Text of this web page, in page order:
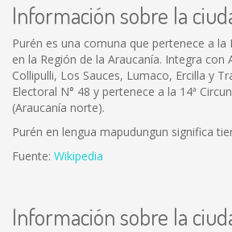
Información sobre la
Purén es una comuna que pertenece a la
en la Región de la Araucanía. Integra con
Collipulli, Los Sauces, Lumaco, Ercilla y
Electoral N° 48 y pertenece a la 14ª
(Araucanía norte).
Purén en lengua mapudungun significa
Fuente: Wikipedia
Información sobre la